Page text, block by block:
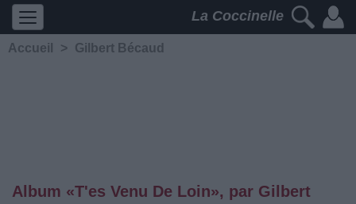
La Coccinelle
Accueil > Gilbert Bécaud
Album «T'es Venu De Loin», par Gilbert